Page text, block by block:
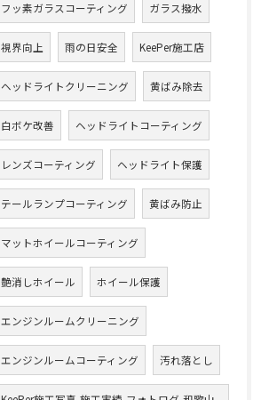
フッ素ガラスコーティング ガラス撥水
視界向上 雨の日安全 KeePer施工店
ヘッドライトクリーニング 黄ばみ除去
白ボケ改善 ヘッドライトコーティング
レンズコーティング ヘッドライト保護
テールランプコーティング 黄ばみ防止
マットホイールコーティング
艶消しホイール ホイール保護
エンジンルームクリーニング
エンジンルームコーティング 汚れ落とし